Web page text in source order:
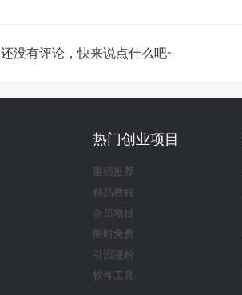
还没有评论，快来说点什么吧~
热门创业项目
重磅推荐
精品教程
会员项目
限时免费
引流涨粉
软件工具